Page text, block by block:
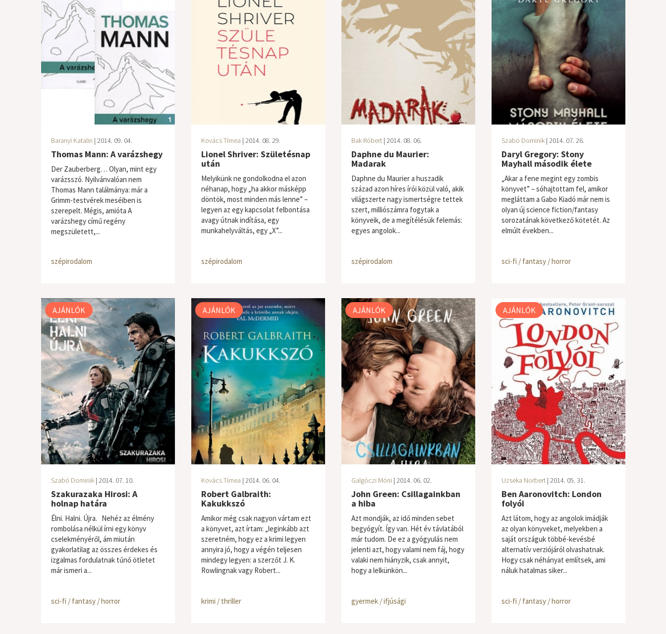
Baranyi Katalin | 2014. 09. 04.
Thomas Mann: A varázshegy
Der Zauberberg… Olyan, mint egy
varázsszó. Nyilvánvalóan nem
Thomas Mann találmánya: már a
Grimm-testvérek meséiben is
szerepelt. Mégis, amióta A
varázshegy című regény
megszületett,...
szépirodalom
Kovács Tímea | 2014. 08. 29.
Lionel Shriver: Születésnap
után
Melyikünk ne gondolkodna el azon
néhanap, hogy „ha akkor másképp
döntök, most minden más lenne” –
legyen az egy kapcsolat felbontása
avagy útnak indítása, egy
munkahelyváltás, egy „X”...
szépirodalom
Bak Róbert| 2014. 08. 06.
Daphne du Maurier:
Madarak
Daphne du Maurier a huszadik
század azon híres írói közül való, akik
világszerte nagy ismertségre tettek
szert, milliószámra fogytak a
könyveik, de a megítélésük felemás:
egyes angolok...
szépirodalom
Szabó Dominik| 2014. 07. 26.
Daryl Gregory: Stony
Mayhall második élete
„Akar a fene megint egy zombis
könyvet” – sóhajtottam fel, amikor
megláttam a Gabo Kiadó már nem is
olyan új science fiction/fantasy
sorozatának következő kötetét. Az
elmúlt években...
sci-fi / fantasy / horror
AJÁNLÓK
Szabó Dominik| 2014. 07. 10.
Szakurazaka Hirosi: A
holnap határa
Élni. Halni. Újra. Nehéz az élmény
rombolása nélkül írni egy könyv
cselekményéről, ám miután
gyakorlatilag az összes érdekes és
izgalmas fordulatnak tűnő ötletet
már ismeri a...
sci-fi / fantasy / horror
AJÁNLÓK
Kovács Tímea | 2014. 06. 04.
Robert Galbraith:
Kakukkszó
Amikor még csak nagyon vártam ezt
a könyvet, azt írtam: „leginkább azt
szeretném, hogy ez a krimi legyen
annyira jó, hogy a végén teljesen
mindegy legyen: a szerzőt J. K.
Rowlingnak vagy Robert...
krimi / thriller
AJÁNLÓK
Galgóczi Móni | 2014. 06. 02.
John Green: Csillagainkban
a hiba
Azt mondják, az idő minden sebet
begyógyít. Így van. Hét év távlatából
már tudom. De ez a gyógyulás nem
jelenti azt, hogy valami nem fáj, hogy
valaki nem hiányzik, csak annyit,
hogy a lelkünkön...
gyermek / ifjúsági
AJÁNLÓK
Uzseka Norbert| 2014. 05. 31.
Ben Aaronovitch: London
folyói
Azt látom, hogy az angolok imádják
az olyan könyveket, melyekben a
saját országuk többé-kevésbé
alternatív verziójáról olvashatnak.
Hogy csak néhányat említsek, ami
náluk hatalmas siker...
sci-fi / fantasy / horror